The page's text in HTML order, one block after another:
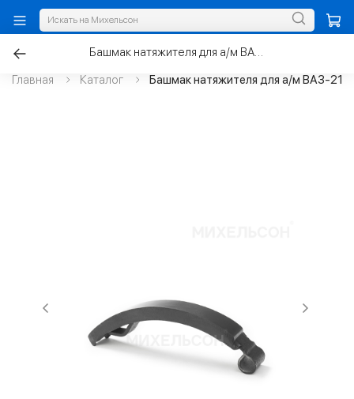
Главная Каталог Башмак натяжителя для а/м ВАЗ-
Башмак натяжителя для а/м ВАЗ-2103 цепи ГРМ